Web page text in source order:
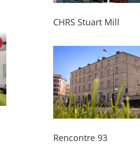
CHRS Stuart Mill
Rencontre 93